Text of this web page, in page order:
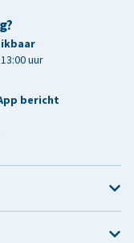
uur
bericht